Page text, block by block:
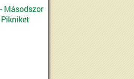
Másodszor